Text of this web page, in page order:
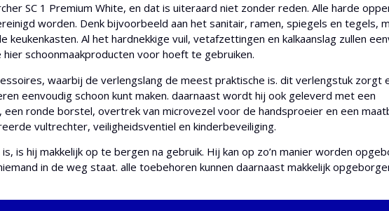
SC 1 Premium White, en dat is uiteraard niet zonder reden. Alle harde
worden. Denk bijvoorbeeld aan het sanitair, ramen, spiegels en tegels,
keukenkasten. Al het hardnekkige vuil, vetafzettingen en kalkaanslag zullen
schoonmaakproducten voor hoeft te gebruiken.
waarbij de verlengslang de meest praktische is. dit verlengstuk zorgt
eenvoudig schoon kunt maken. daarnaast wordt hij ook geleverd met een
ronde borstel, overtrek van microvezel voor de handsproeier en een
vultrechter, veiligheidsventiel en kinderbeveiliging.
is hij makkelijk op te bergen na gebruik. Hij kan op zo’n manier worden
in de weg staat. alle toebehoren kunnen daarnaast makkelijk